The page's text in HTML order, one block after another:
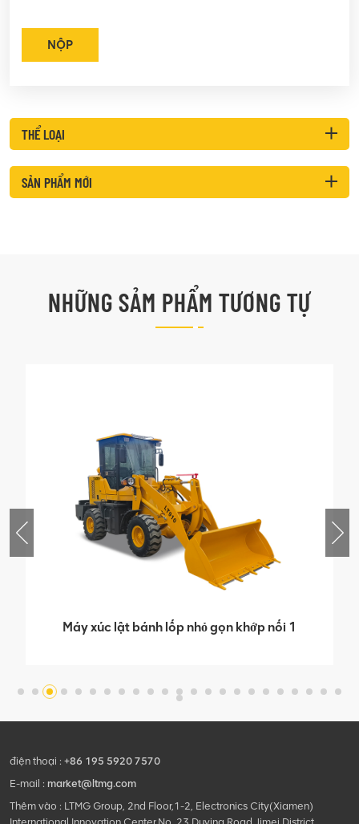
NỘP
THỂ LOẠI
SẢN PHẨM MỚI
NHỮNG SẢM PHẨM TƯƠNG TỰ
Máy xúc lật bánh lốp nhỏ gọn khớp nối 1
điện thoại : +86 195 5920 7570
E-mail : market@ltmg.com
Thêm vào : LTMG Group, 2nd Floor,1-2, Electronics City(Xiamen)